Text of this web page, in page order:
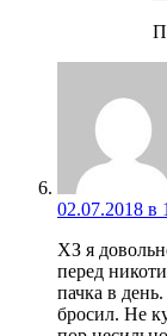
02.07.2018 в
ХЗ я
перед
пачка в
бросил. Не